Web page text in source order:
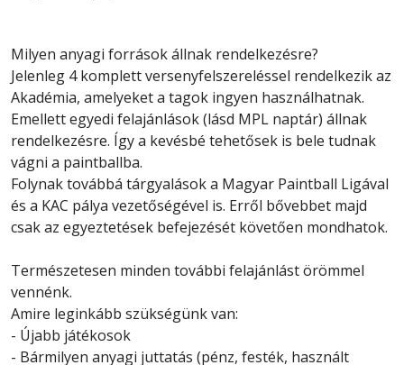
Milyen anyagi források állnak rendelkezésre?
Jelenleg 4 komplett versenyfelszereléssel rendelkezik az
Akadémia, amelyeket a tagok ingyen használhatnak.
Emellett egyedi felajánlások (lásd MPL naptár) állnak
rendelkezésre. Így a kevésbé tehetősek is bele tudnak
vágni a paintballba.
Folynak továbbá tárgyalások a Magyar Paintball Ligával
és a KAC pálya vezetőségével is. Erről bővebbet majd
csak az egyeztetések befejezését követően mondhatok.
Természetesen minden további felajánlást örömmel
vennénk.
Amire leginkább szükségünk van:
- Újabb játékosok
- Bármilyen anyagi juttatás (pénz, festék, használt